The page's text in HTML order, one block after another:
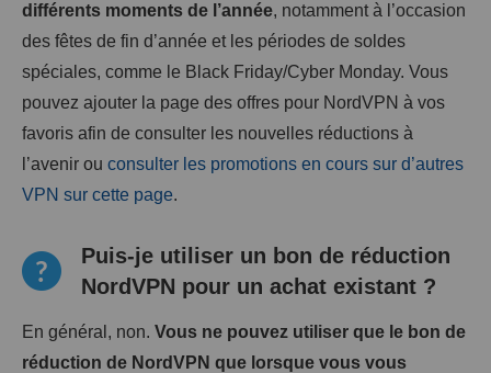
différents moments de l’année, notamment à l’occasion
des fêtes de fin d’année et les périodes de soldes
spéciales, comme le Black Friday/Cyber Monday. Vous
pouvez ajouter la page des offres pour NordVPN à vos
favoris afin de consulter les nouvelles réductions à
l’avenir ou consulter les promotions en cours sur d’autres
VPN sur cette page.
Puis-je utiliser un bon de réduction
NordVPN pour un achat existant ?
En général, non. Vous ne pouvez utiliser que le bon de
réduction de NordVPN que lorsque vous vous